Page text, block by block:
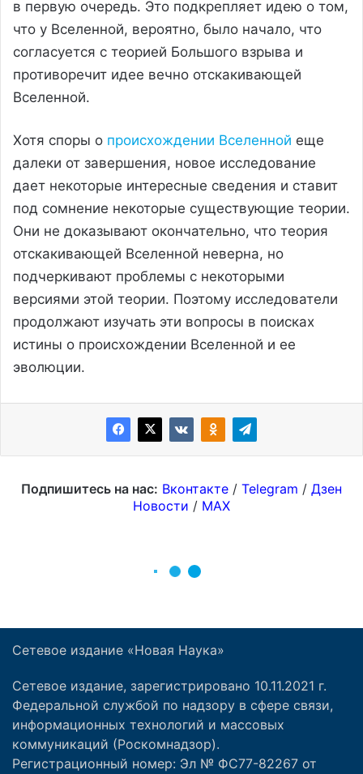
Сетевое издание «Новая Наука»
Сетевое издание, зарегистрировано 10.11.2021 г.
Федеральной службой по надзору в сфере связи,
информационных технологий и массовых
коммуникаций (Роскомнадзор).
Регистрационный номер: Эл № ФС77-82267 от